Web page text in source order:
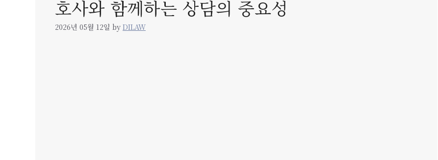
호사와 함께하는 상담의 중요성
2026년 05월 12일 byDILAW